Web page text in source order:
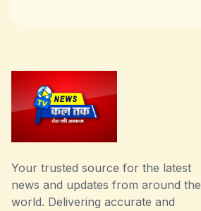
Your trusted source for the latest
news and updates from around the
world. Delivering accurate and